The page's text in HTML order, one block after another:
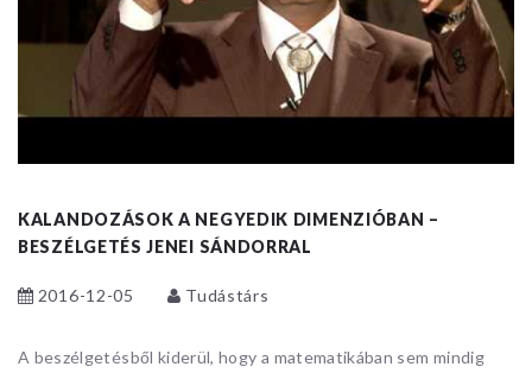
KALANDOZÁSOK A NEGYEDIK DIMENZIÓBAN –
BESZÉLGETÉS JENEI SÁNDORRAL
2016-12-05 Tudástárs
A beszélgetésből kiderül, hogy a matematikában sem mindig